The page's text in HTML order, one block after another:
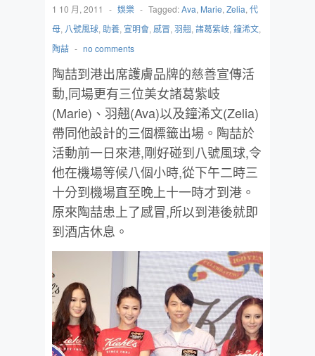
1 10 月, 2011 - 娛樂 - Tagged:Ava, Marie, Zelia, 代
母, 八號風球, 助養, 宣明會, 感冒, 羽翹, 諸葛紫岐, 鐘浠文,
陶喆 - no comments
陶喆到港出席護膚品牌的慈善宣傳活
動,同場更有三位美女諸葛紫岐
(Marie)、羽翹(Ava)以及鐘浠文(Zelia)
帶同他設計的三個標籤出場。陶喆於
活動前一日來港,剛好碰到八號風球,令
他在機場等候八個小時,從下午二時三
十分到機場直至晚上十一時才到港。
原來陶喆患上了感冒,所以到港後就即
到酒店休息。